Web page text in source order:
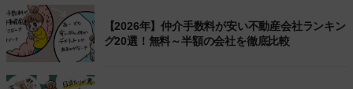
【2026年】仲介手数料が安い不動産会社ランキン
グ20選！無料～半額の会社を徹底比較